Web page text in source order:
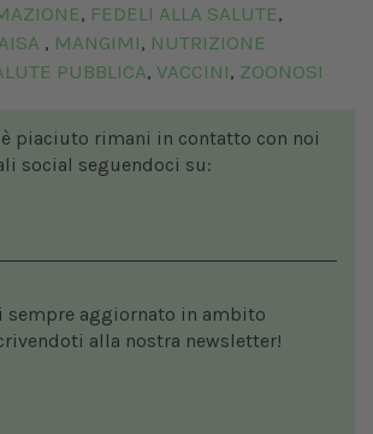
, FEDELI ALLA SALUTE,
, MANGIMI, NUTRIZIONE
PUBBLICA, VACCINI, ZOONOSI
piaciuto rimani in contatto con noi
social seguendoci su:
sempre aggiornato in ambito
alla nostra newsletter!